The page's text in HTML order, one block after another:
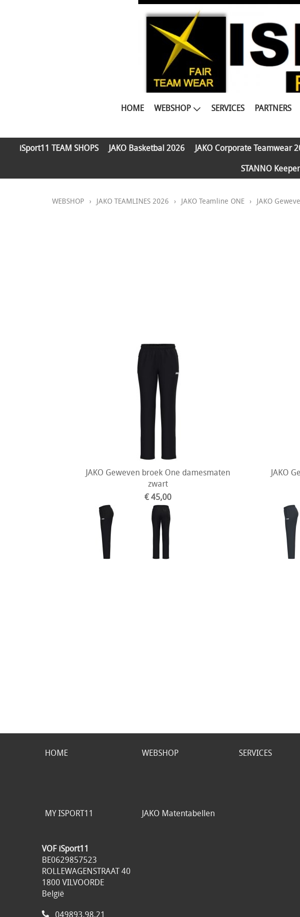
HOME WEBSHOP SERVICES PARTNERS
iSport11 TEAM SHOPS
JAKO Basketbal 2026 JAKO Corporate Teamwear
STANNO
WEBSHOP › JAKO TEAMLINES 2026 › JAKO Teamline ONE › JAKO
JAKO Geweven broek One damesmaten
zwart
€ 45,00
JAKO
HOME WEBSHOP SERVICES
MY ISPORT11 JAKO Matentabellen
VOF iSport11
BE0629857523
ROLLEWAGENSTRAAT 40
1800 VILVOORDE
België
049893.98.21